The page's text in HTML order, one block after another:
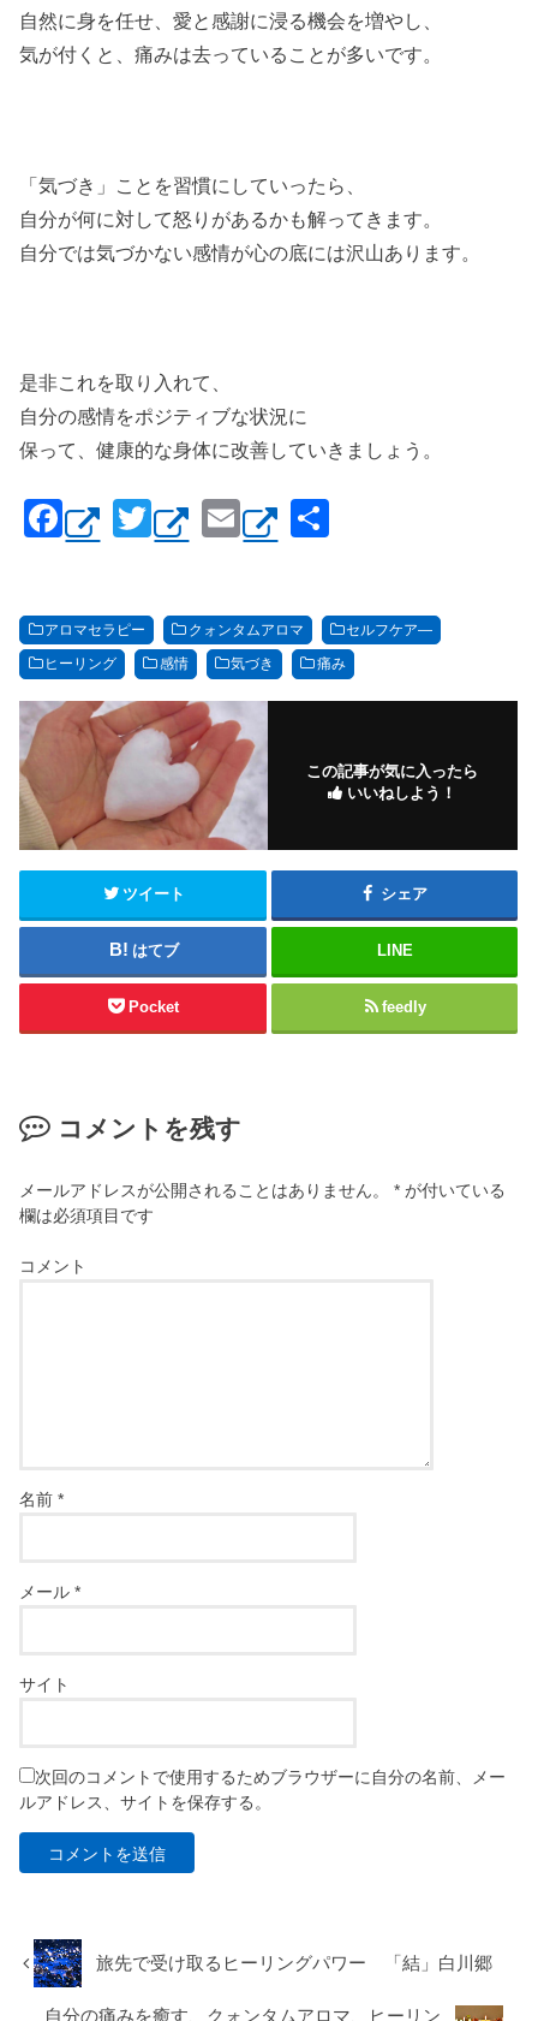
自然に身を任せ、愛と感謝に浸る機会を増やし、
気が付くと、痛みは去っていることが多いです。
「気づき」ことを習慣にしていったら、
自分が何に対して怒りがあるかも解ってきます。
自分では気づかない感情が心の底には沢山あります。
是非これを取り入れて、
自分の感情をポジティブな状況に
保って、健康的な身体に改善していきましょう。
F
a
e
b
o
o
T
wi
er
E
m
アロマセラピー クォンタムアロマ セルフケア―
ヒーリング 感情 気づき 痛み
この記事が気に入ったら
いいねしよう！
ツイート シェア
はてブ LINE
Pocket feedly
コメントを残す
メールアドレスが公開されることはありません。 * が付いている
欄は必須項目です
コメント
名前*
メール*
サイト
次回のコメントで使用するためブラウザーに自分の名前、メー
ルアドレス、サイトを保存する。
旅先で受け取るヒーリングパワー 「結」白川郷
自分の痛みを癒す、クォンタムアロマ、ヒーリン